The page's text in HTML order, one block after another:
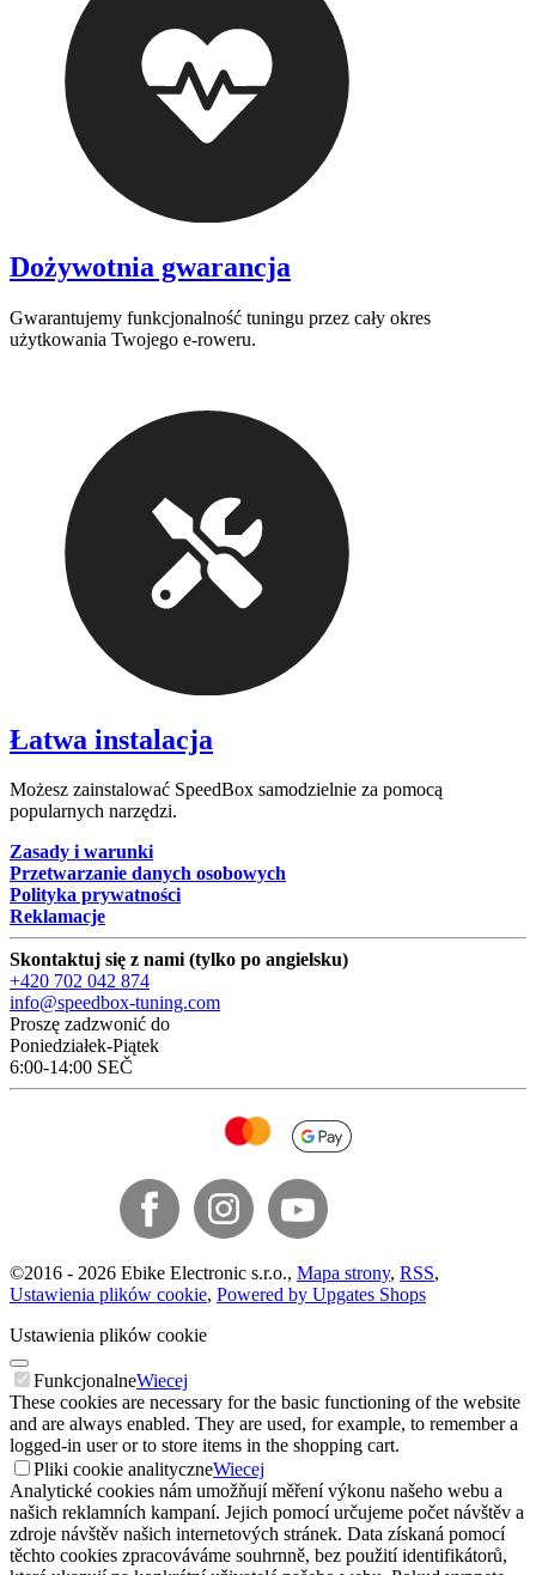
Dożywotnia gwarancja
Gwarantujemy funkcjonalność tuningu przez cały okres
użytkowania Twojego e-roweru.
Łatwa instalacja
Możesz zainstalować SpeedBox samodzielnie za pomocą
popularnych narzędzi.
Zasady i warunki
Przetwarzanie danych osobowych
Polityka prywatności
Reklamacje
Skontaktuj się z nami (tylko po angielsku)
+420 702 042 874
info@speedbox-tuning.com
Proszę zadzwonić do
Poniedziałek-Piątek
6:00-14:00 SEČ
©2016 - 2026 Ebike Electronic s.r.o., Mapa strony, RSS,
Ustawienia plików cookie, Powered by Upgates Shops
Ustawienia plików cookie
FunkcjonalneWiecej
These cookies are necessary for the basic functioning of the website
and are always enabled. They are used, for example, to remember a
logged-in user or to store items in the shopping cart.
Pliki cookie analityczneWiecej
Analytické cookies nám umožňují měření výkonu našeho webu a
našich reklamních kampaní. Jejich pomocí určujeme počet návštěv a
zdroje návštěv našich internetových stránek. Data získaná pomocí
těchto cookies zpracováváme souhrnně, bez použití identifikátorů,